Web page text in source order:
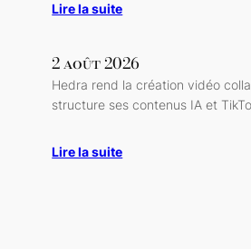
Lire la suite
2 août 2026
Hedra rend la création vidéo
structure ses contenus IA et
Lire la suite